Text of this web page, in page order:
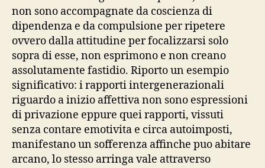
non sono accompagnate da coscienza di
dipendenza e da compulsione per ripetere
ovvero dalla attitudine per focalizzarsi solo
sopra di esse, non esprimono e non creano
assolutamente fastidio. Riporto un esempio
significativo: i rapporti intergenerazionali
riguardo a inizio affettiva non sono espressioni
di privazione eppure quei rapporti, vissuti
senza contare emotivita e circa autoimposti,
manifestano un sofferenza affinche puo abitare
arcano, lo stesso arringa vale attraverso